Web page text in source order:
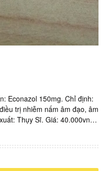
Econazol 150mg. Chỉ định:
trị nhiễm nấm âm đạo, âm
Thụy Sĩ. Giá: 40.000vnd/